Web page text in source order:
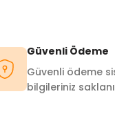
Güvenli Ödeme
Güvenli ödeme
bilgileriniz